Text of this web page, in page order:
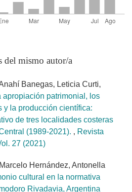
del mismo autor/a
Banegas, Leticia Curti,
apropiación patrimonial, los
y la producción científica:
de tres localidades costeras
(1989-2021). , Revista
27 (2021)
Hernández, Antonella
cultural en la normativa
Rivadavia, Argentina